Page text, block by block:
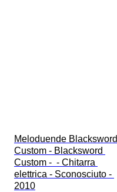
Meloduende Blacksword
Custom - Blacksword
Custom -  - Chitarra
elettrica - Sconosciuto -
2010